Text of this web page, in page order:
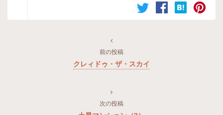
前の投稿
クレィドゥ・ザ・スカイ
次の投稿